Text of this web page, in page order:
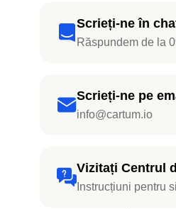
Scrieți-ne în
Răspundem de la
Scrieți-ne pe
info@cartum.io
Vizitați Centrul
Instrucțiuni pentru